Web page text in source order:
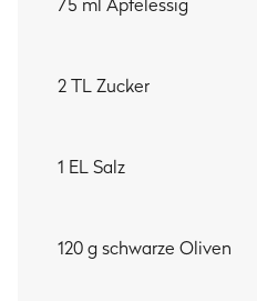
2 TL Zucker
1 EL Salz
120 g schwarze Oliven